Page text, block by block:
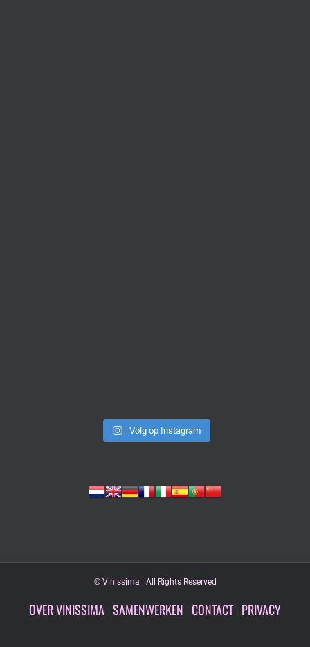
Volg op Instagram
© Vinissima | All Rights Reserved
OVER VINISSIMA SAMENWERKEN CONTACT| PRIVACY